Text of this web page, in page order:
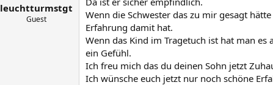
leuchtturmstgt
Guest
Wenn die Schwester das zu mir gesagt
Erfahrung damit hat.
Wenn das Kind im Tragetuch ist hat man
ein Gefühl.
Ich freu mich das du deinen Sohn jetzt
Ich wünsche euch jetzt nur noch schöne